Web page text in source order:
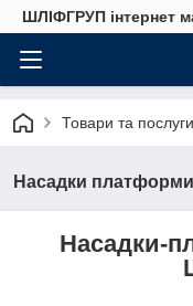
ШЛІФГРУП інтернет
Товари та послуги
Насадки платформи
Насадки-